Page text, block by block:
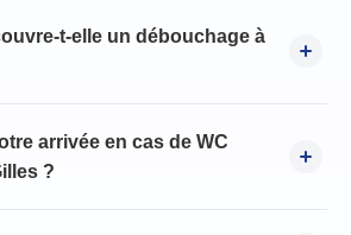
t-elle un débouchage à
arrivée en cas de WC
?